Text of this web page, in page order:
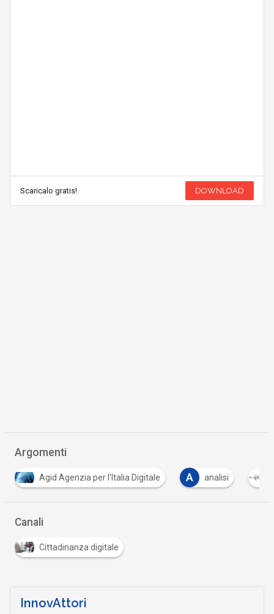
Scaricalo gratis! DOWNLOAD
Argomenti
A analisi anpr C casi C
Canali
Cittadinanza digitale
InnovAttori